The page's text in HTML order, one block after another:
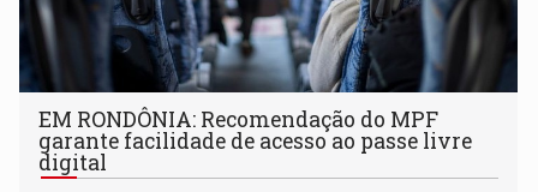
EM RONDÔNIA: Recomendação do MPF
garante facilidade de acesso ao passe livre
digital